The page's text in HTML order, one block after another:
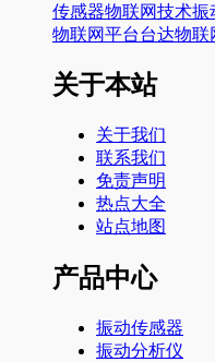
传感器物联网技术振
物联网平台台达物联
关于本站
关于我们
联系我们
免责声明
热点大全
站点地图
产品中心
振动传感器
振动分析仪